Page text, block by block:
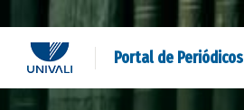
Portal de Periódicos